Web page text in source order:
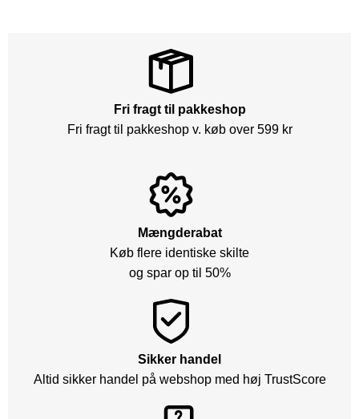
Fri fragt til pakkeshop
Fri fragt til pakkeshop v. køb over 599 kr
Mængderabat
Køb flere identiske skilte
og spar op til 50%
Sikker handel
Altid sikker handel på webshop med høj TrustScore